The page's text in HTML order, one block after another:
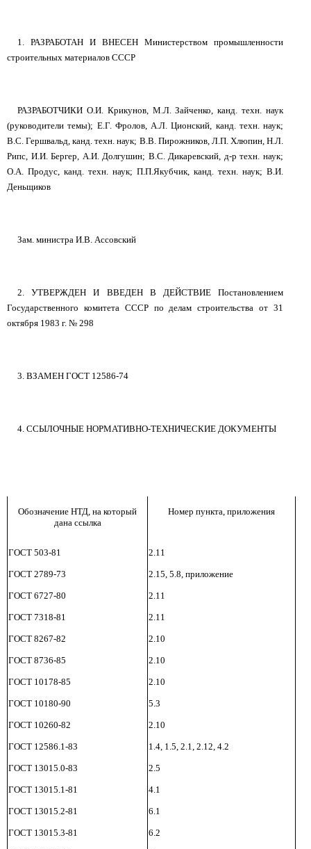
1. РАЗРАБОТАН И ВНЕСЕН Министерством промышленности
строительных материалов СССР
РАЗРАБОТЧИКИ О.И. Крикунов, М.Л. Зайченко, канд. техн. наук
(руководители темы); Е.Г. Фролов, А.Л. Ционский, канд. техн. наук;
В.С. Гершвальд, канд. техн. наук; В.В. Пирожников, Л.П. Хлюпин, Н.Л.
Рипс, И.И. Бергер, А.И. Долгушин; В.С. Дикаревский, д-р техн. наук;
О.А. Продус, канд. техн. наук; П.П.Якубчик, канд. техн. наук; В.И.
Деньщиков
Зам. министра И.В. Ассовский
2. УТВЕРЖДЕН И ВВЕДЕН В ДЕЙСТВИЕ Постановлением
Государственного комитета СССР по делам строительства от 31
октября 1983 г. № 298
3. ВЗАМЕН ГОСТ 12586-74
4. ССЫЛОЧНЫЕ НОРМАТИВНО-ТЕХНИЧЕСКИЕ ДОКУМЕНТЫ
Обозначение НТД, на который
дана ссылка
Номер пункта, приложения
ГОСТ 503-81 2.11
ГОСТ 2789-73 2.15, 5.8, приложение
ГОСТ 6727-80 2.11
ГОСТ 7318-81 2.11
ГОСТ 8267-82 2.10
ГОСТ 8736-85 2.10
ГОСТ 10178-85 2.10
ГОСТ 10180-90 5.3
ГОСТ 10260-82 2.10
ГОСТ 12586.1-83 1.4, 1.5, 2.1, 2.12, 4.2
ГОСТ 13015.0-83 2.5
ГОСТ 13015.1-81 4.1
ГОСТ 13015.2-81 6.1
ГОСТ 13015.3-81 6.2